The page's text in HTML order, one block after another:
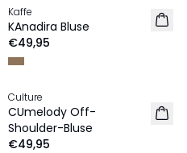
NEU
Kaffe
KAnadira Bluse
€49,95
NEU
Culture
CUmelody Off-
Shoulder-Bluse
€49,95